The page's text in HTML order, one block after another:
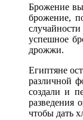
Брожение
брожение,
успешное
дрожжи.
Египтяне
различной
создали и
разведения
чтобы дать